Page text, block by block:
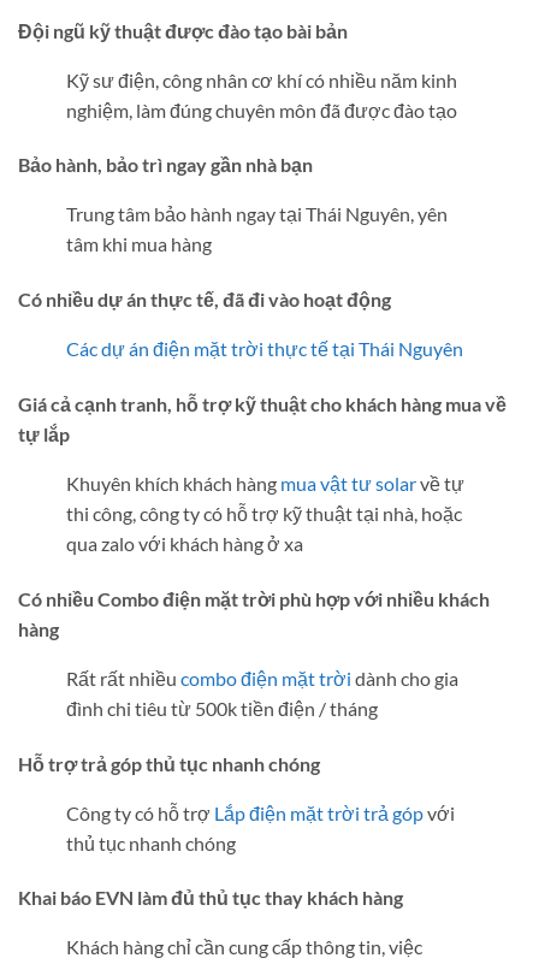
Đội ngũ kỹ thuật được đào tạo bài bản
Kỹ sư điện, công nhân cơ khí có nhiều năm kinh
nghiệm, làm đúng chuyên môn đã được đào tạo
Bảo hành, bảo trì ngay gần nhà bạn
Trung tâm bảo hành ngay tại Thái Nguyên, yên
tâm khi mua hàng
Có nhiều dự án thực tế, đã đi vào hoạt động
Các dự án điện mặt trời thực tế tại Thái Nguyên
Giá cả cạnh tranh, hỗ trợ kỹ thuật cho khách hàng mua về
tự lắp
Khuyên khích khách hàng mua vật tư solarvề tự
thi công, công ty có hỗ trợ kỹ thuật tại nhà, hoặc
qua zalo với khách hàng ở xa
Có nhiều Combo điện mặt trời phù hợp với nhiều khách
hàng
Rất rất nhiều combo điện mặt trời dành cho gia
đình chi tiêu từ 500k tiền điện / tháng
Hỗ trợ trả góp thủ tục nhanh chóng
Công ty có hỗ trợ Lắp điện mặt trời trả gópvới
thủ tục nhanh chóng
Khai báo EVN làm đủ thủ tục thay khách hàng
Khách hàng chỉ cần cung cấp thông tin, việc